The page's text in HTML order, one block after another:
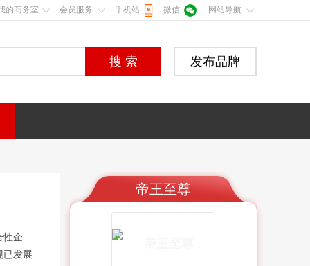
的商务室 会员服务 手机站 微信 网站导航
搜 索 发布品牌
性企
已发展
帝王至尊
18分钟前